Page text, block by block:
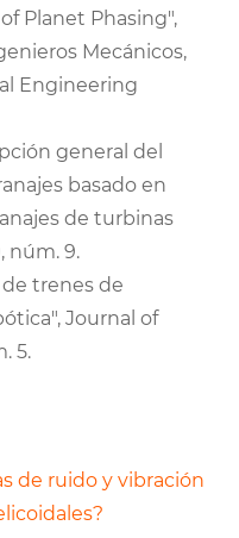
Planet Phasing",
Mecánicos,
Engineering
general del
basado en
de turbinas
núm. 9.
de trenes de
Journal of
5.
de ruido y vibración